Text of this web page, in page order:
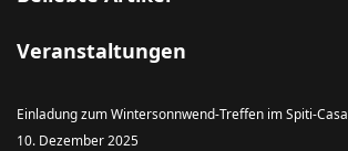
Veranstaltungen
Einladung zum Wintersonnwend-Treffen im Spiti-Casa
10. Dezember 2025